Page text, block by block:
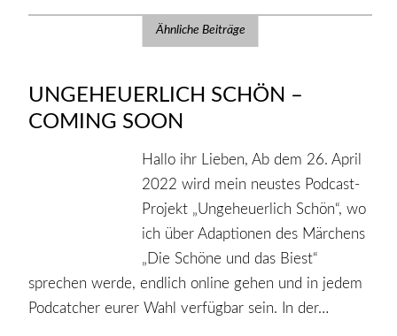
Ähnliche Beiträge
UNGEHEUERLICH SCHÖN –
COMING SOON
Hallo ihr Lieben, Ab dem 26. April
2022 wird mein neustes Podcast-
Projekt „Ungeheuerlich Schön“, wo
ich über Adaptionen des Märchens
„Die Schöne und das Biest“
sprechen werde, endlich online gehen und in jedem
Podcatcher eurer Wahl verfügbar sein. In der…